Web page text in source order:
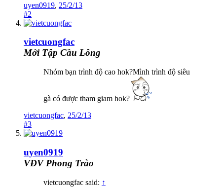
uyen0919, 25/2/13
#2
vietcuongfac
Mới Tập Cầu Lông
Nhóm bạn trình độ cao hok?Mình trình độ siêu
gà có được tham giam hok?
vietcuongfac, 25/2/13
#3
uyen0919
VĐV Phong Trào
vietcuongfac said: ↑